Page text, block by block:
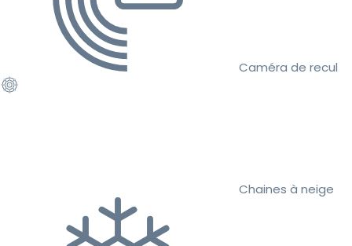
Caméra de recul
Chaines à neige